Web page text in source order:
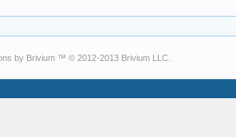
by Brivium ™ © 2012-2013 Brivium LLC.